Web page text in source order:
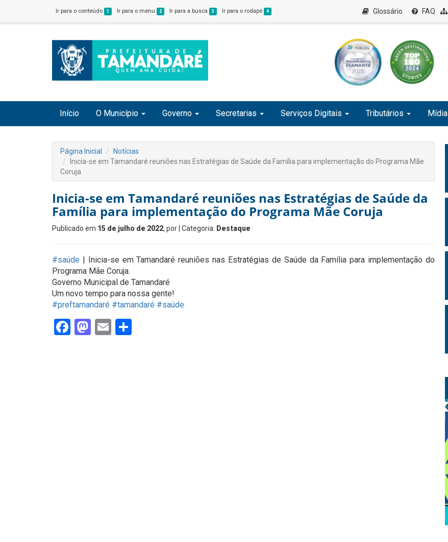
Ir para o conteúdo 1 Ir para o menu 2 Ir para a busca 3 Ir para o rodapé 4 Glossário FAQ
Início O Município Governo Secretarias Serviços Digitais Tributários Mídia
Página Inicial
Notícias
Inicia-se em Tamandaré reuniões nas Estratégias de Saúde da Família para implementação do Programa Mãe
Coruja
Inicia-se em Tamandaré reuniões nas Estratégias de Saúde da
Família para implementação do Programa Mãe Coruja
Publicado em 15 de julho de 2022, por | Categoria: Destaque
#saúde | Inicia-se em Tamandaré reuniões nas Estratégias de Saúde da Família para implementação do
Programa Mãe Coruja.
Governo Municipal de Tamandaré
Um novo tempo para nossa gente!
#preftamandaré #tamandaré #saúde
Facebook
Mastodon
Email